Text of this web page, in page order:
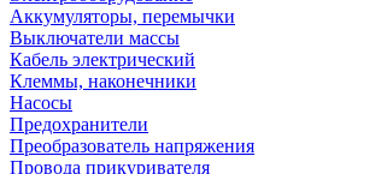
Аккумуляторы, перемычки
Выключатели массы
Кабель электрический
Клеммы, наконечники
Насосы
Предохранители
Преобразователь напряжения
Провода прикуривателя